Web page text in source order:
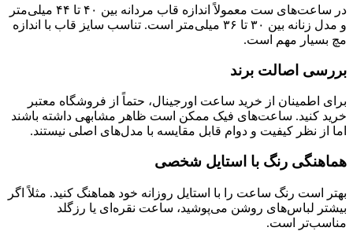
در ساعت‌های ست معمولاً اندازه قاب مردانه بین ۴۰ تا ۴۴ میلی‌متر
و مدل زنانه بین ۳۰ تا ۳۶ میلی‌متر است. تناسب سایز قاب با اندازه
مچ بسیار مهم است.
بررسی اصالت برند
برای اطمینان از خرید ساعت اورجینال، حتماً از فروشگاه معتبر
خرید کنید. ساعت‌های فیک ممکن است ظاهر مشابهی داشته باشند
اما از نظر کیفیت و دوام قابل مقایسه با مدل‌های اصلی نیستند.
هماهنگی رنگ با استایل شخصی
بهتر است رنگ ساعت را با استایل روزانه خود هماهنگ کنید. مثلاً اگر
بیشتر لباس‌های روشن می‌پوشید، ساعت نقره‌ای یا رزگلد
مناسب‌تر است.